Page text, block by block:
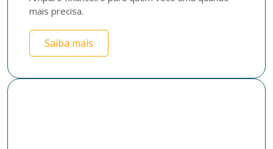
mais precisa.
Saiba mais